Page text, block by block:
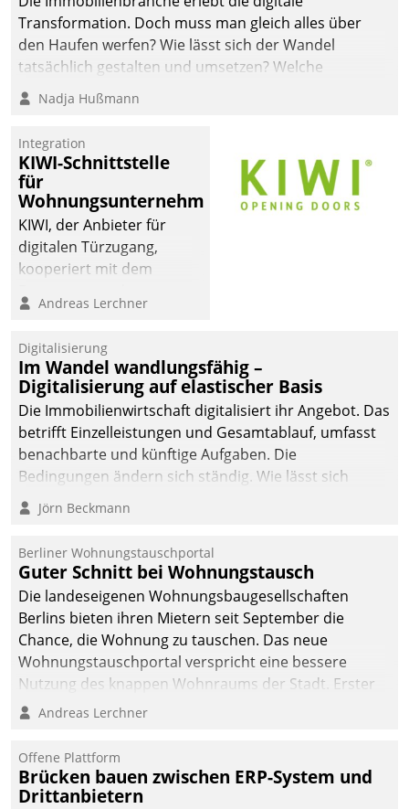
Transformation. Doch muss man gleich alles über
den Haufen werfen? Wie lässt sich der Wandel
tatsächlich gestalten und umsetzen? Welche
Argumente zählen wirklich?
Nadja Hußmann
Integration
KIWI-Schnittstelle
für
Wohnungsunternehmen
KIWI, der Anbieter für
digitalen Türzugang,
kooperiert mit dem
Softwareentwicklungshaus
Andreas Lerchner
Digitalisierung
Im Wandel wandlungsfähig –
Digitalisierung auf elastischer Basis
Die Immobilienwirtschaft digitalisiert ihr Angebot. Das
betrifft Einzelleistungen und Gesamtablauf, umfasst
benachbarte und künftige Aufgaben. Die
Bedingungen ändern sich ständig. Wie lässt sich
technisch die Kontrolle wahren und zugleich Freiraum
fürs Wachsen öffnen?
Jörn Beckmann
Berliner Wohnungstauschportal
Guter Schnitt bei Wohnungstausch
Die landeseigenen Wohnungsbaugesellschaften
Berlins bieten ihren Mietern seit September die
Chance, die Wohnung zu tauschen. Das neue
Wohnungstauschportal verspricht eine bessere
Nutzung des knappen Wohnraums der Stadt. Erster
Anwendungsfall für Datatrains Lösung API-Hub mit
Unternehmen.
Andreas Lerchner
Offene Plattform
Brücken bauen zwischen ERP-System und
Drittanbietern